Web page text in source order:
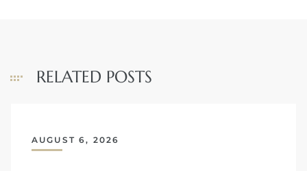
RELATED POSTS
AUGUST 6, 2026